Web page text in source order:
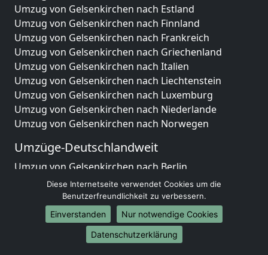
Umzug von Gelsenkirchen nach Estland
Umzug von Gelsenkirchen nach Finnland
Umzug von Gelsenkirchen nach Frankreich
Umzug von Gelsenkirchen nach Griechenland
Umzug von Gelsenkirchen nach Italien
Umzug von Gelsenkirchen nach Liechtenstein
Umzug von Gelsenkirchen nach Luxemburg
Umzug von Gelsenkirchen nach Niederlande
Umzug von Gelsenkirchen nach Norwegen
Umzüge-Deutschlandweit
Umzug von Gelsenkirchen nach Berlin
Umzug von Gelsenkirchen nach Hamburg
Umzug von Gelsenkirchen nach München
Umzug von Gelsenkirchen nach Köln
Umzug von Gelsenkirchen nach Frankfurt am Main
Umzug von Gelsenkirchen nach Stuttgart
Diese Internetseite verwendet Cookies um die
Benutzerfreundlichkeit zu verbessern.
Einverstanden
Nur notwendige Cookies
Datenschutzerklärung